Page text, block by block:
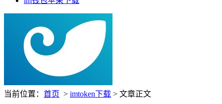
当前位置： 首页 > imtoken下载 > 文章正文